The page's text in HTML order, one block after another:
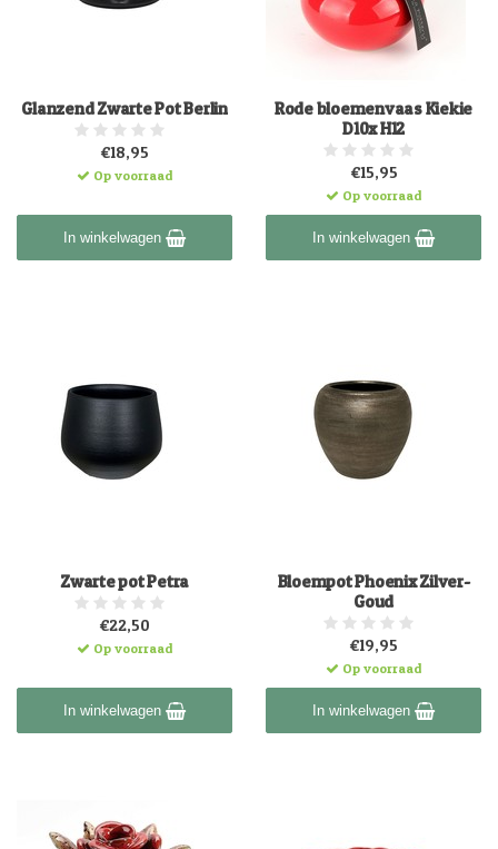
Glanzend Zwarte Pot Berlin
€18,95
Op voorraad
In winkelwagen
Rode bloemenvaas Kiekie
D10x H12
€15,95
Op voorraad
In winkelwagen
Zwarte pot Petra
€22,50
Op voorraad
In winkelwagen
Bloempot Phoenix Zilver-
Goud
€19,95
Op voorraad
In winkelwagen